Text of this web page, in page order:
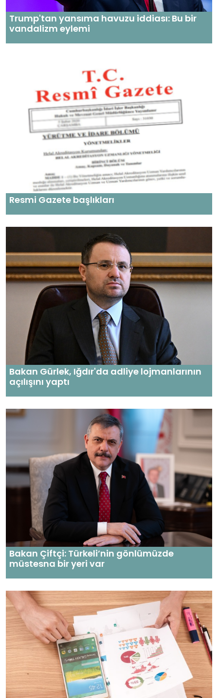
Trump'tan yansıma havuzu iddiası: Bu bir
vandalizm eylemi
Resmi Gazete başlıkları
Bakan Gürlek, Iğdır'da adliye lojmanlarının
açılışını yaptı
Bakan Çiftçi: Türkeli’nin gönlümüzde
müstesna bir yeri var